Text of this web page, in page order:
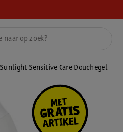
Sunlight Sensitive Care Douchegel